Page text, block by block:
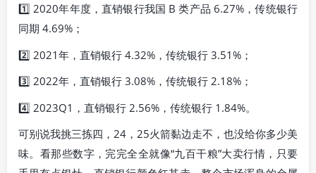
1️⃣ 2020年年度，直销银行我国 B 类产品 6.27%，传统银行
同期 4.69%；
2️⃣ 2021年，直销银行 4.32%，传统银行 3.51%；
3️⃣ 2022年，直销银行 3.08%，传统银行 2.18%；
4️⃣ 2023Q1，直销银行 2.56%，传统银行 1.84%。
可别说我挑三拣四，24，25火箭黏边走不，也没给你多少美
味。看那些数字，完完全全就像“九百干粮”大卖行情，只要